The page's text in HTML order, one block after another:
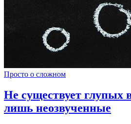
Просто о сложном
Не существует глупых
лишь неозвученные